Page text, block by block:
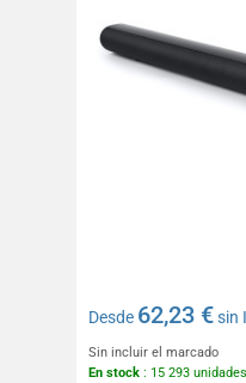
Desde 62,23 €sin
Sin incluir el marcado
En stock : 15 293 unidades